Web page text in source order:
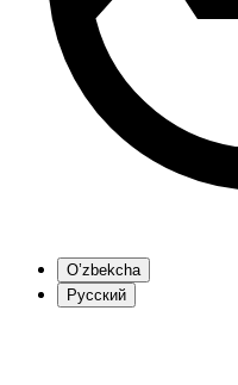
O’zbekcha
Русский